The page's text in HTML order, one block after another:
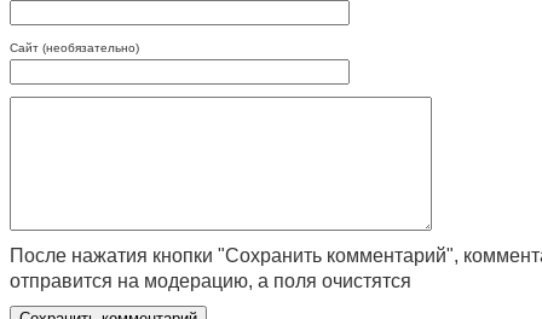
Сайт (необязательно)
После нажатия кнопки "Сохранить комментарий",
отправится на модерацию, а поля очистятся